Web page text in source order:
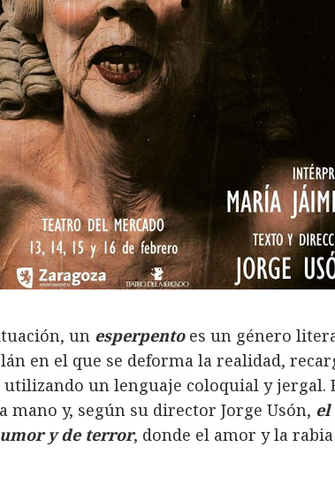
un esperpentoes un género
en el que se deforma la realidad,
un lenguaje coloquial y jergal.
mano y, según su director Jorge Usón, el
y de terror, donde el amor y la